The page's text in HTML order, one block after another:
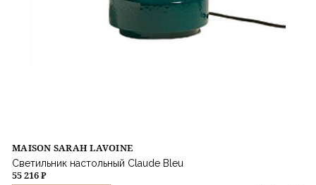
MAISON SARAH LAVOINE
Светильник настольный Claude Bleu
55 216 ₽